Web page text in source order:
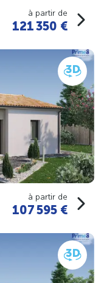
à partir de
121 350 €
à partir de
107 595 €